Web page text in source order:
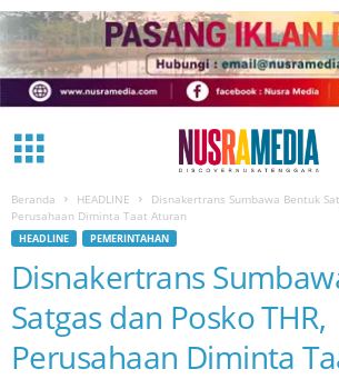
Beranda HEADLINE
Disnakertrans Sumbawa Bentuk
Perusahaan Diminta Taat Aturan
HEADLINE PEMERINTAHAN
Disnakertrans
Satgas dan Posko THR,
Perusahaan Diminta